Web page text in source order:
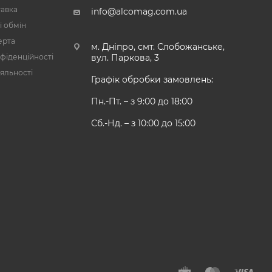
обмін
info@alcomag.com.ua
м. Дніпро, смт. Слобожанське,
вул. Паркова, 3
Графік обробки замовлень:
Пн.-Пт. – з 9:00 до 18:00
Сб.-Нд. – з 10:00 до 15:00